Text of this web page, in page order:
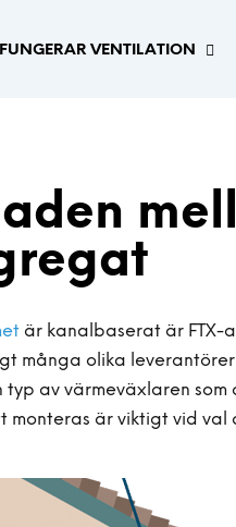
VENTILATION
är kanalbaserat är FTX-
många olika leverantörer
av värmeväxlaren som
monteras är viktigt vid val